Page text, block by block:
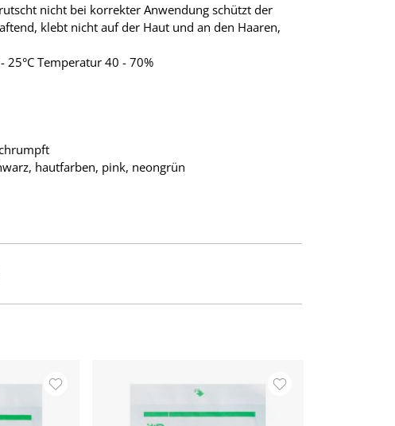
nicht bei korrekter Anwendung schützt der
klebt nicht auf der Haut und an den Haaren,
Temperatur 40 - 70%
hautfarben, pink, neongrün